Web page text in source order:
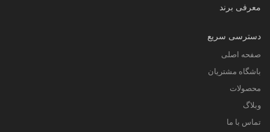
معرفی برند
دسترسی سریع
صفحه اصلی
باشگاه مشتریان
محصولات
وبلاگ
تماس با ما